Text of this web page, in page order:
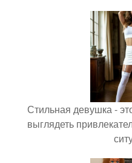
Стильная девушка -
выглядеть